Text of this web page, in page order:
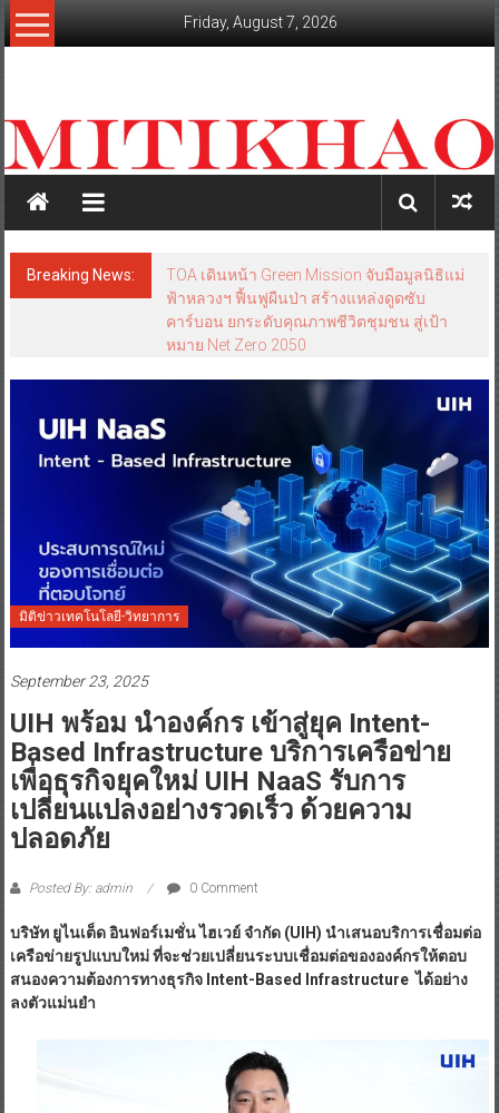
Skip
to
Friday, August 7, 2026
สะท้อน
ลึก
เหลี่ยม
มุม
เศรษฐกิจ-
การเมือง-
Breaking News:
TOA เดินหน้า Green Mission จับมือมูลนิธิแม่
ฟ้าหลวงฯ ฟื้นฟูผืนป่า สร้างแหล่งดูดซับ
คาร์บอน ยกระดับคุณภาพชีวิตชุมชน สู่เป้า
หมาย Net Zero 2050
มิติข่าวเทคโนโลยี-วิทยาการ
September 23, 2025
UIH พร้อม นำองค์กร เข้าสู่ยุค Intent-
Based Infrastructure บริการเครือข่าย
เพื่อธุรกิจยุคใหม่ UIH NaaS รับการ
เปลี่ยนแปลงอย่างรวดเร็ว ด้วยความ
ปลอดภัย
Posted By: admin 0 Comment
บริษัท ยูไนเต็ด อินฟอร์เมชั่น ไฮเวย์ จำกัด(UIH) นำเสนอบริการเชื่อมต่อ
เครือข่ายรูปแบบใหม่ ที่จะช่วยเปลี่ยนระบบเชื่อมต่อขององค์กรให้ตอบ
สนองความต้องการทางธุรกิจ Intent-Based Infrastructure ได้อย่าง
ลงตัวแม่นยำ